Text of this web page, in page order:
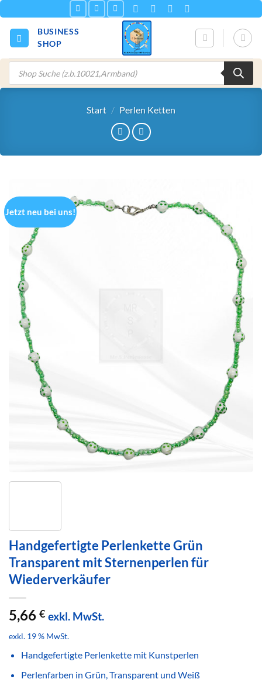
Inhalt
springen
BUSINESS
SHOP
Products
search
Start / Perlen Ketten
Jetzt neu bei uns!
Handgefertigte Perlenkette Grün
Transparent mit Sternenperlen für
Wiederverkäufer
5,66 € exkl. MwSt.
exkl. 19 % MwSt.
Handgefertigte Perlenkette mit Kunstperlen
Perlenfarben in Grün, Transparent und Weiß